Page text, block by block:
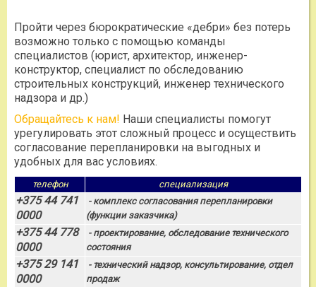
Пройти через бюрократические «дебри» без потерь
возможно только с помощью команды
специалистов (юрист, архитектор, инженер-
конструктор, специалист по обследованию
строительных конструкций, инженер технического
надзора и др.)
Обращайтесь к нам! Наши специалисты помогут
урегулировать этот сложный процесс и осуществить
согласование перепланировки на выгодных и
удобных для вас условиях.
телефон специализация
+375 44 741
0000
- комплекс согласования перепланировки
(функции заказчика)
+375 44 778
0000
- проектирование, обследование технического
состояния
+375 29 141
0000
- технический надзор, консультирование, отдел
продаж